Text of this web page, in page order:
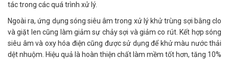
tác trong các quá trình xử lý.
Ngoài ra, ứng dụng sóng siêu âm trong xử lý khử trùng sợi bằng clo
và giặt len cũng làm giảm sự chảy sợi và giảm co rút. Kết hợp sóng
siêu âm và oxy hóa điện cũng được sử dụng để khử màu nước thải
dệt nhuộm. Hiệu quả là hoàn thiện chất làm mềm tốt hơn, tăng 10%